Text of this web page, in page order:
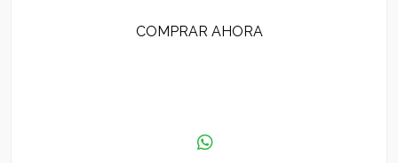
COMPRAR AHORA